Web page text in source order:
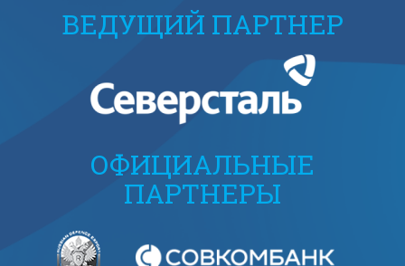
ВЕДУЩИЙ ПАРТНЕР
ОФИЦИАЛЬНЫЕ
ПАРТНЕРЫ